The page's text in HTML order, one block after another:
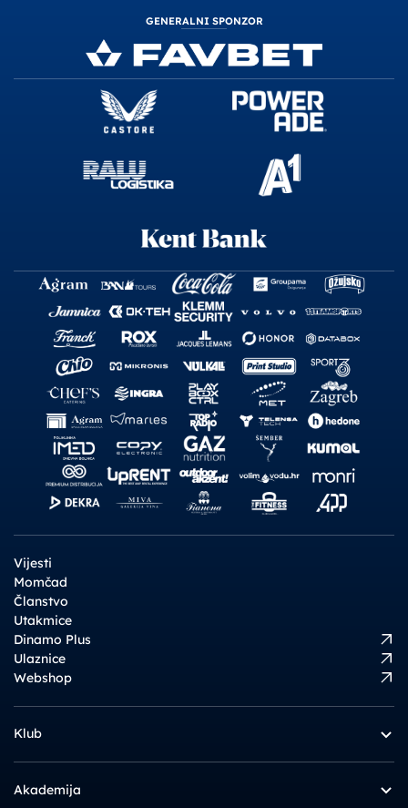
GENERALNI SPONZOR
Vijesti
Momčad
Članstvo
Utakmice
Dinamo Plus
Ulaznice
Webshop
Klub
Akademija